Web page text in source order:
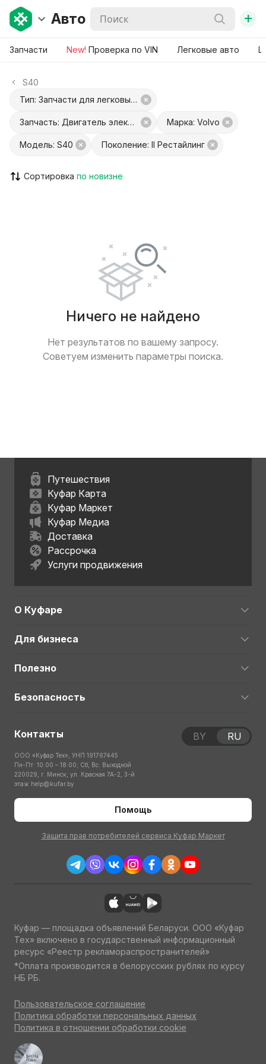
Авто +
Запчасти New! Проверка по VIN Легковые авто
S40
Тип: Запчасти для легковых авто
Запчасть: Двигатель электролюка Марка: Volvo
Модель: S40 Поколение: II Рестайлинг
Сортировка
Ничего не найдено
Нет результатов по вашему запросу.
Советуем изменить параметры поиска.
Путешествия
Куфар Карта
Куфар Маркет
Куфар Медиа
Доставка
Рассрочка
Услуги продвижения
О Куфаре
Для бизнеса
Полезно
Безопасность
Контакты
ООО «Куфар Тех», УНП 191767445
Пн-Пт: 10:00 – 18:00; Сб, Вс: Выходной
220029, г. Минск, ул. Красная 7А-2, 3-й
этаж help@kufar.by
Помощь
Защита прав потребителей сервиса Куфар Маркет
BY RU
Куфар — площадка объявлений Беларуси. ООО «Куфар
Тех» включено в государственный информационный
ресурс «Реестр рекламораспространителей»
*Оплата производится в белорусских рублях по курсу
НБ РБ.
Пользовательское соглашение
Политика обработки персональных данных
Политика в отношении обработки cookie